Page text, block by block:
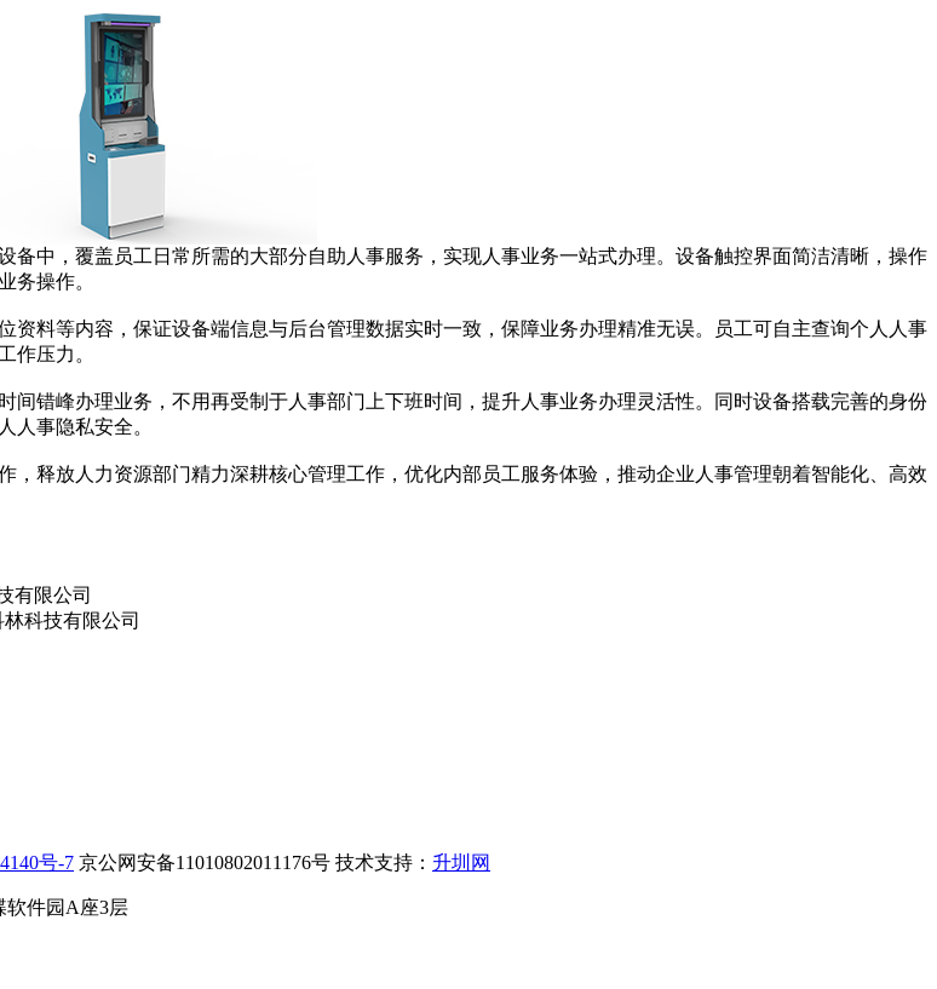
中，覆盖员工日常所需的大部分自助人事服务，实现人事业务一站式办理。设备触控界面简洁清晰，操作
务操作。
料等内容，保证设备端信息与后台管理数据实时一致，保障业务办理精准无误。员工可自主查询个人人事
作压力。
错峰办理业务，不用再受制于人事部门上下班时间，提升人事业务办理灵活性。同时设备搭载完善的身份
人事隐私安全。
放人力资源部门精力深耕核心管理工作，优化内部员工服务体验，推动企业人事管理朝着智能化、高效
号-7 京公网安备11010802011176号 技术支持： 升圳网
软件园A座3层